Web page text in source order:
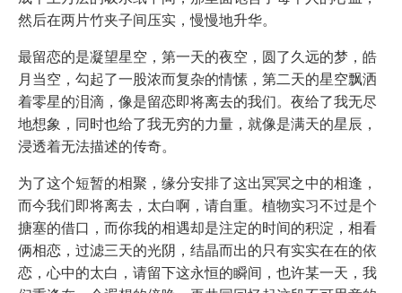
然后在两片竹夹子间压实，慢慢地升华。
最留恋的是凝望星空，第一天的夜空，圆了久远的梦，皓
月当空，勾起了一股浓而复杂的情愫，第二天的星空飘洒
着零星的泪滴，像是留恋即将离去的我们。夜给了我无尽
地想象，同时也给了我无穷的力量，就像是满天的星辰，
浸透着无法描述的传奇。
为了这个短暂的相聚，缘分安排了这出冥冥之中的相逢，
而今我们即将离去，太白啊，请自重。植物实习不过是个
搪塞的借口，而你我的相遇却是注定的时间的积淀，相看
俩相恋，过滤三天的光阴，结晶而出的只有实实在在的依
恋，心中的太白，请留下这永恒的瞬间，也许某一天，我